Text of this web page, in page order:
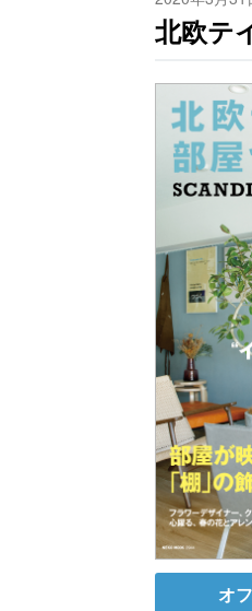
北欧テ
オ